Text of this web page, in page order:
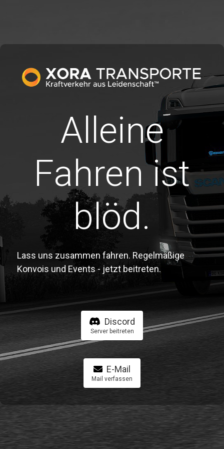
Alleine
Fahren ist
blöd.
Lass uns zusammen fahren. Regelmäßige
Konvois und Events - jetzt beitreten.
Discord
Server beitreten
E-Mail
Mail verfassen